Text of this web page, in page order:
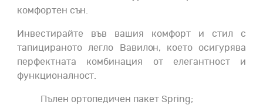
комфортен сън.
Инвестирайте във вашия комфорт и стил с
тапицираното легло Вавилон, което осигурява
перфектната комбинация от елегантност и
функционалност.
Пълен ортопедичен пакет Spring;